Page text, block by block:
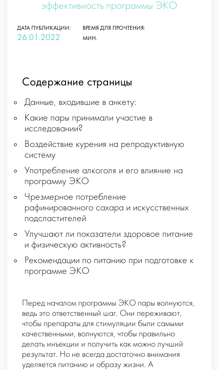
эффективность программы ЭКО
ДАТА ПУБЛИКАЦИИ:
26.01.2022
ВРЕМЯ ДЛЯ ПРОЧТЕНИЯ:
МИН.
Содержание страницы
Данные, входившие в анкету:
Какие пары принимали участие в
исследовании?
Воздействие курения на репродуктивную
систему
Употребление алкоголя и его влияние на
программу ЭКО
Чрезмерное потребление
рафинированного сахара и искусственных
подсластителей
Улучшают ли показатели здоровое питание
и физическую активность?
Рекомендации по питанию при подготовке к
программе ЭКО
Перед началом программы ЭКО пары волнуются,
ведь это ответственный шаг. Они переживают,
чтобы препараты для стимуляции были самыми
качественными, волнуются, чтобы правильно
делать инъекции и получить как можно лучший
результат. Но не всегда достаточно внимания
уделяется питанию и образу жизни. А